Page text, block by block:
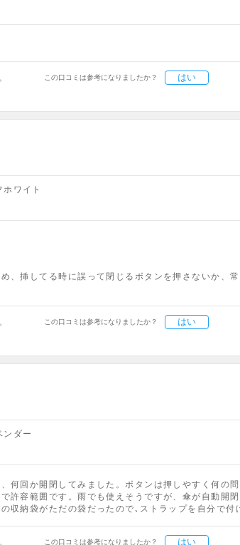
この口コミは参考になりましたか？ はい
ホワイト
、挿してる時に誤って閉じるボタンを押さないか、
この口コミは参考になりましたか？ はい
ンダー
何回か開閉してみました。ボタンは押しやすく何の
許容範囲です。雨でも使えそうですが、傘が自動開
収納袋がただの袋だったので､ストラップを自分で付
この口コミは参考になりましたか？ はい